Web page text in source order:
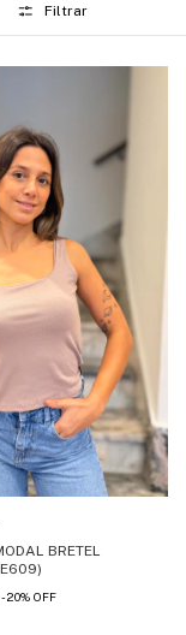
Filtrar
BRETEL
-20% OFF